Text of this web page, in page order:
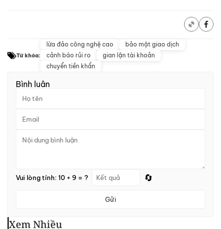
Từ khóa:
lừa đảo công nghệ cao
bảo mật giao dịch
cảnh báo rủi ro
gian lận tài khoản
chuyển tiền khẩn
Bình luận
Vui lòng tính: 10 + 9 = ? 🔄
Gửi
Xem Nhiều